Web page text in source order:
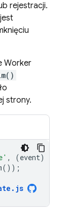
rejestracji.
Worker
strony.
, (event)
());
. js